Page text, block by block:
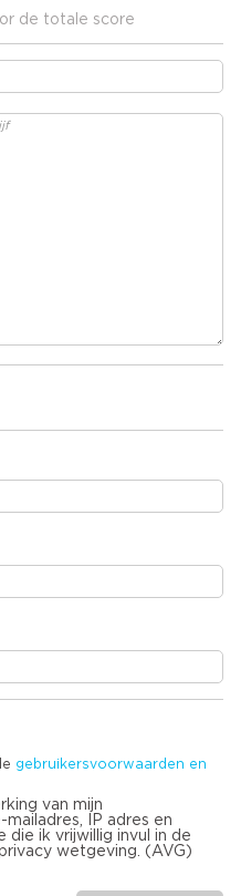
de totale score
gebruikersvoorwaarden en
van mijn
IP adres en
ik vrijwillig invul in de
wetgeving. (AVG)